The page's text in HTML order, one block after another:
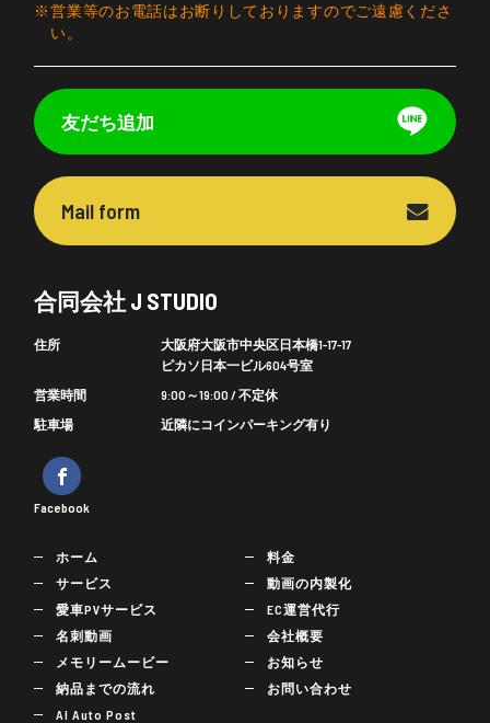
営業等のお電話はお断りしておりますのでご遠慮くださ
い。
友だち追加
Mail form
合同会社 J STUDIO
住所
大阪府大阪市中央区日本橋1-17-17
ピカソ日本一ビル604号室
営業時間
9:00～19:00 / 不定休
駐車場
近隣にコインパーキング有り
Facebook
ホーム
サービス
愛車PVサービス
名刺動画
メモリームービー
納品までの流れ
AI Auto Post
料金
動画の内製化
EC運営代行
会社概要
お知らせ
お問い合わせ